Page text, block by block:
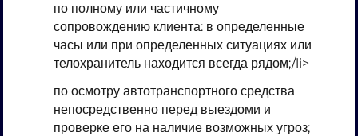
по полному или частичному
сопровождению клиента: в определенные
часы или при определенных ситуациях или
телохранитель находится всегда рядом;/li>
по осмотру автотранспортного средства
непосредственно перед выездоми и
проверке его на наличие возможных угроз;